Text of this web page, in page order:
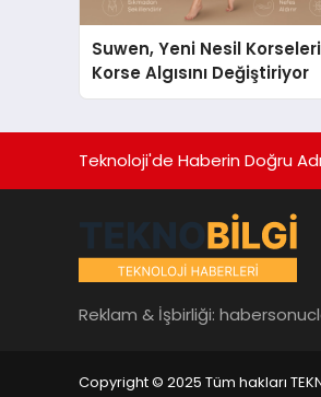
Suwen, Yeni Nesil
Korse Algısını Değiştiriyor
Teknoloji'de Haberin Doğru
Reklam & İşbirliği:
Copyright © 2025 Tüm hakları